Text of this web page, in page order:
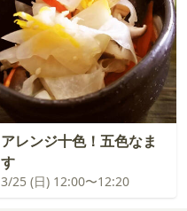
アレンジ十色！五色なま
す
3/25 (日) 12:00〜12:20